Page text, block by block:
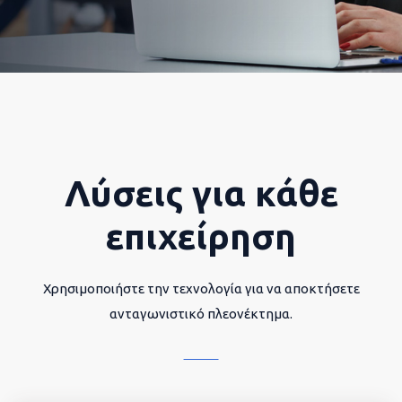
Λύσεις για κάθε
επιχείρηση
Χρησιμοποιήστε την τεχνολογία για να αποκτήσετε
ανταγωνιστικό πλεονέκτημα.